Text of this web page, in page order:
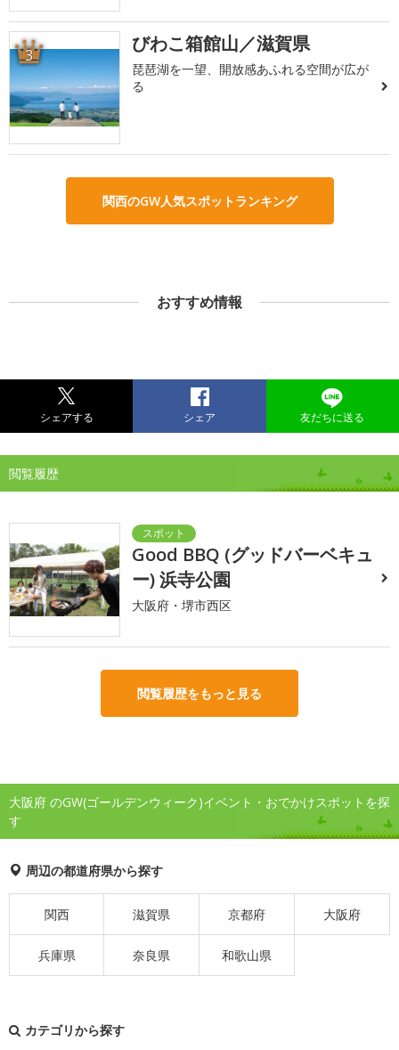
3 びわこ箱館山／滋賀県
琵琶湖を一望、開放感あふれる空間が広が
る
関西のGW人気スポットランキング
おすすめ情報
シェアする シェア 友だちに送る
閲覧履歴
Good BBQ (グッドバーベキュ
ー) 浜寺公園
大阪府・堺市西区
閲覧履歴をもっと見る
大阪府 のGW(ゴールデンウィーク)イベント・おでかけスポットを探
す
周辺の都道府県から探す
関西 滋賀県 京都府 大阪府
兵庫県 奈良県 和歌山県
カテゴリから探す